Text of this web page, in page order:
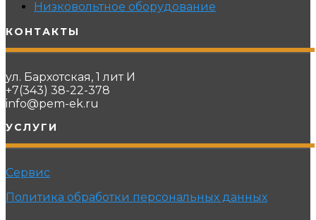
Низковольтное оборудование
КОНТАКТЫ
ул. Бархотская, 1 лит И
+7(343) 38-22-378
info@pem-ek.ru
УСЛУГИ
Сервис
Политика обработки персональных данных